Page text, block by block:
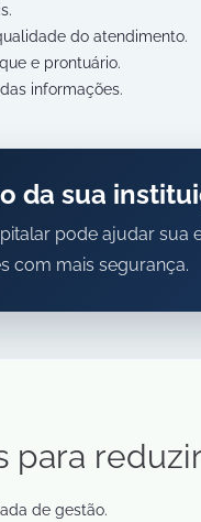
do atendimento.
e prontuário.
informações.
da sua
pode ajudar sua
com mais segurança.
para
de gestão.